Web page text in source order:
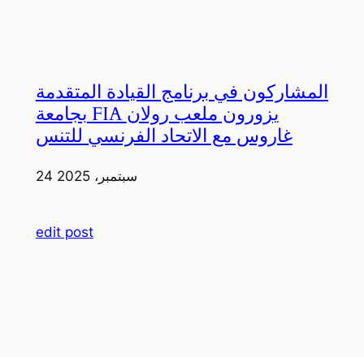
المشاركون في برنامج القيادة المتقدمة
بجامعة FIA يزورون ملعب رولان
غاروس مع الاتحاد الفرنسي للتنس
24 سبتمبر، 2025
edit post